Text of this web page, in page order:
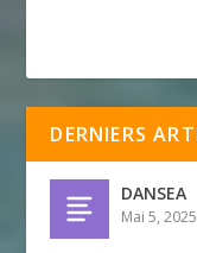
DERNIERS
DANSEA
Mai 5, 2025